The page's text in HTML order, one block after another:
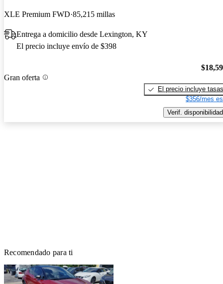
XLE Premium FWD 85,215 millas
Entrega a domicilio desde Lexington, KY
El precio incluye envío de $398
Gran oferta
El precio incluye tasas
$356/mes
Verif. disponibilidad
Recomendado para ti